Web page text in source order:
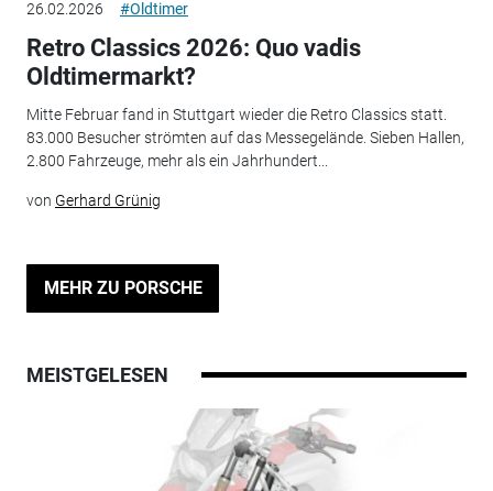
26.02.2026 #Oldtimer
Retro Classics 2026: Quo vadis
Oldtimermarkt?
Mitte Februar fand in Stuttgart wieder die Retro Classics statt.
83.000 Besucher strömten auf das Messegelände. Sieben Hallen,
2.800 Fahrzeuge, mehr als ein Jahrhundert...
von Gerhard Grünig
MEHR ZU PORSCHE
MEISTGELESEN